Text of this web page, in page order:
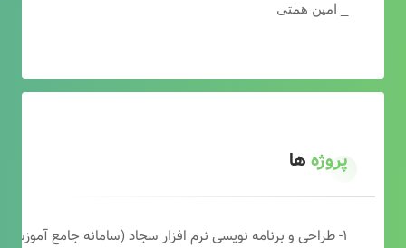
_ امین همتی
پروژهها
۱- طراحی و برنامه نویسی نرم افزار سجاد (سامانه جامع آموزشی دارالقرآن)